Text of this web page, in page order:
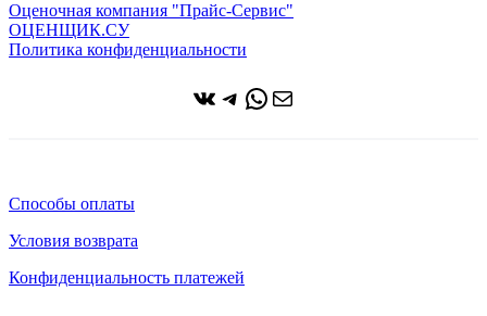
Оценочная компания "Прайс-Сервис"
ОЦЕНЩИК.СУ
Политика конфиденциальности
ВКонтакте
Telegram
WhatsApp
Почта
Способы оплаты
Условия возврата
Конфиденциальность платежей